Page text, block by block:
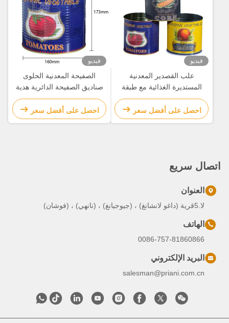
فيديو
علب القصدير المعدنية
المستديرة الغذائية مع طبقة
واضحة / طبقة معجون
الألومنيوم
احصل على أفضل سعر
فيديو
الصفيحة المعدنية الحلوى
صناديق الصفيحة الدائرية هدية
علب الصفيحة الطباعة
المخصصة
احصل على أفضل سعر
اتصال سريع
العنوان
لا.5قرية (داغو لانشانغ) ، (جيوجيانغ) ، (نانهي) ، (فوشان)
الهاتف
0086-757-81860866
البريد الإلكتروني
salesman@priani.com.cn